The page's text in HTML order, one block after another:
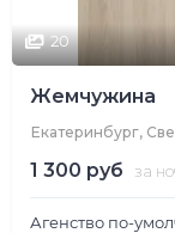
20
Жемчужина
Екатеринбург,
1 300 руб за
Агенство по-